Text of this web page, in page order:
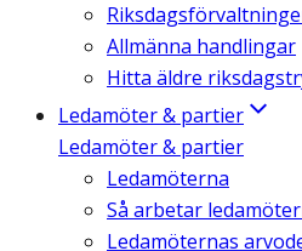
Allmänna handlingar
Hitta äldre
Ledamöter & partier
Ledamöter & partier
Ledamöterna
Så arbetar
Ledamöternas